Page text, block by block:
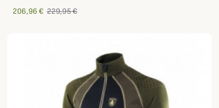
206,96 € 229,95 €